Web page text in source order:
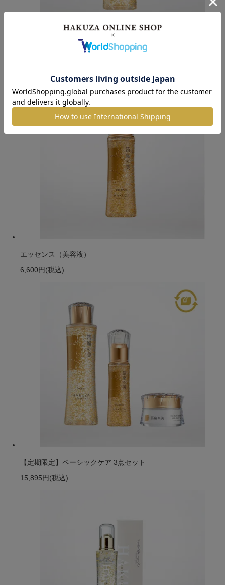
ローション（化粧水）
エッセンス（美容液）
6,600円 (税込)
【定期限定】ベーシックケア 3点セット
15,895円 (税込)